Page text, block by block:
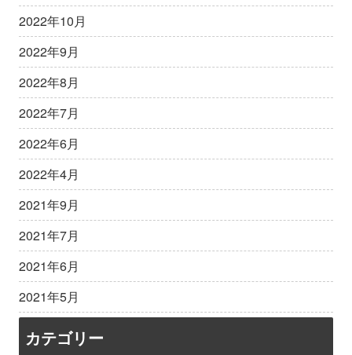
2022年10月
2022年9月
2022年8月
2022年7月
2022年6月
2022年4月
2021年9月
2021年7月
2021年6月
2021年5月
カテゴリー